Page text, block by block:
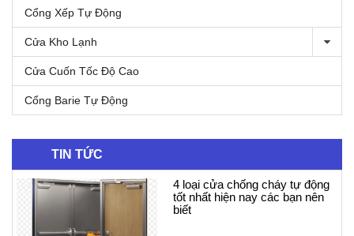
Cổng Xếp Tự Động
Cửa Kho Lạnh
Cửa Cuốn Tốc Độ Cao
Cổng Barie Tự Động
TIN TỨC
4 loại cửa chống cháy tự động
tốt nhất hiện nay các bạn nên
biết